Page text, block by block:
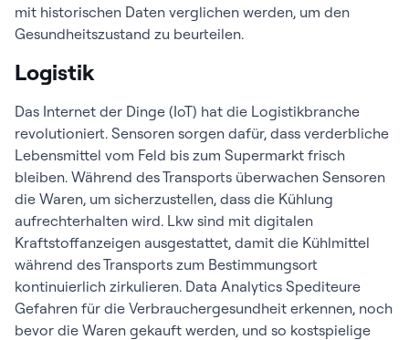
mit historischen Daten verglichen werden, um den
Gesundheitszustand zu beurteilen.
Logistik
Das Internet der Dinge (IoT) hat die Logistikbranche
revolutioniert. Sensoren sorgen dafür, dass verderbliche
Lebensmittel vom Feld bis zum Supermarkt frisch
bleiben. Während des Transports überwachen Sensoren
die Waren, um sicherzustellen, dass die Kühlung
aufrechterhalten wird. Lkw sind mit digitalen
Kraftstoffanzeigen ausgestattet, damit die Kühlmittel
während des Transports zum Bestimmungsort
kontinuierlich zirkulieren. Data Analytics Spediteure
Gefahren für die Verbrauchergesundheit erkennen, noch
bevor die Waren gekauft werden, und so kostspielige